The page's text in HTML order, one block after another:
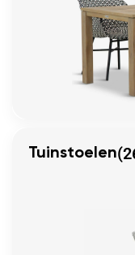
Tuinstoelen